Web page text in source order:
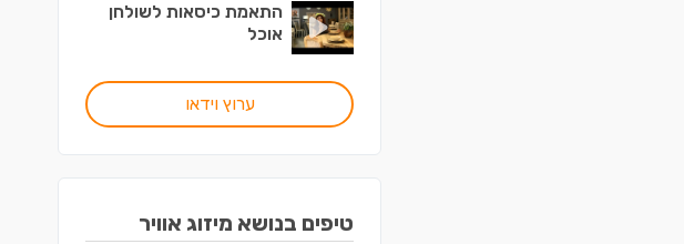
התאמת כיסאות לשולחן
אוכל
ערוץ וידאו
טיפים בנושא מיזוג אוויר